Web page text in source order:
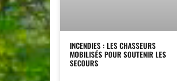
INCENDIES : LES CHASSEURS
MOBILISÉS POUR SOUTENIR LES
SECOURS